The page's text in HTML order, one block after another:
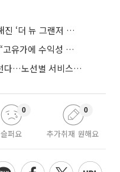
효율·AI 더했다…더 강하고 알뜰해진 ‘더 뉴 그랜저 하이브리드’
진에어, 2분기 영업손실 731억…“고유가에 수익성 악화”
새출발 트리니티항공, 재도약 나선다…노선별 서비스 차별화
슬퍼요
0
추가취재 원해요
0